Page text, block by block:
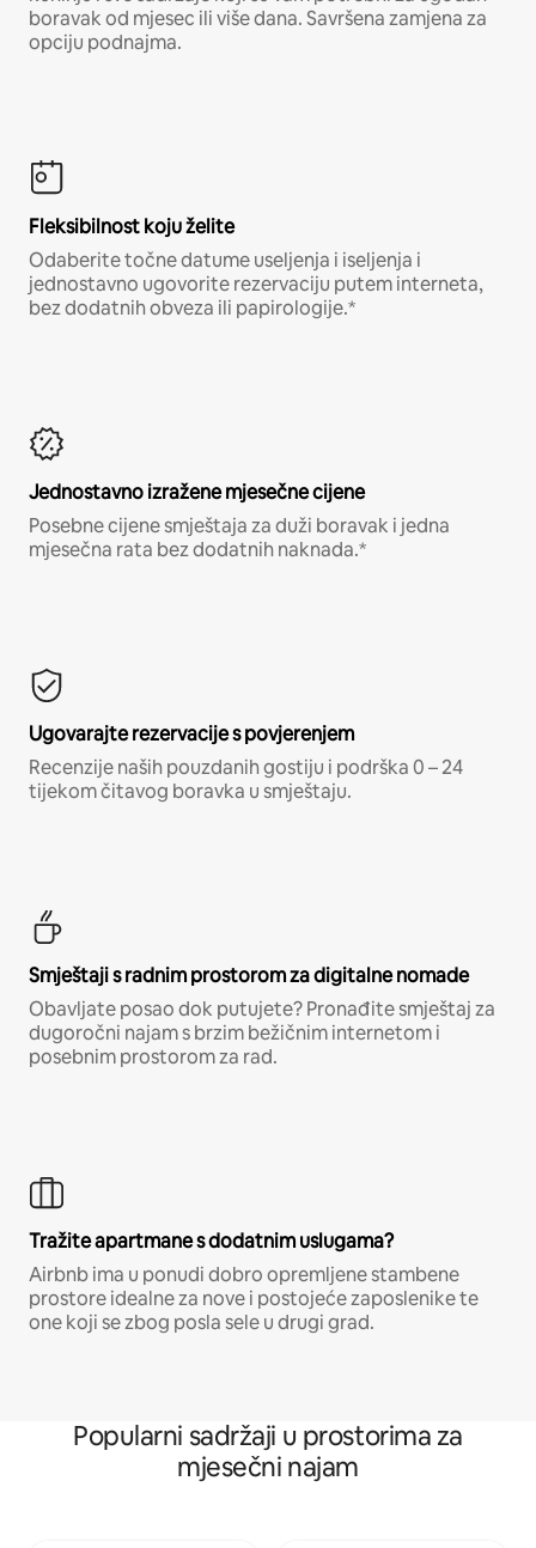
boravak od mjesec ili više dana. Savršena zamjena za
opciju podnajma.
Fleksibilnost koju želite
Odaberite točne datume useljenja i iseljenja i
jednostavno ugovorite rezervaciju putem interneta,
bez dodatnih obveza ili papirologije.*
Jednostavno izražene mjesečne cijene
Posebne cijene smještaja za duži boravak i jedna
mjesečna rata bez dodatnih naknada.*
Ugovarajte rezervacije s povjerenjem
Recenzije naših pouzdanih gostiju i podrška 0 – 24
tijekom čitavog boravka u smještaju.
Smještaji s radnim prostorom za digitalne nomade
Obavljate posao dok putujete? Pronađite smještaj za
dugoročni najam s brzim bežičnim internetom i
posebnim prostorom za rad.
Tražite apartmane s dodatnim uslugama?
Airbnb ima u ponudi dobro opremljene stambene
prostore idealne za nove i postojeće zaposlenike te
one koji se zbog posla sele u drugi grad.
Popularni sadržaji u prostorima za
mjesečni najam